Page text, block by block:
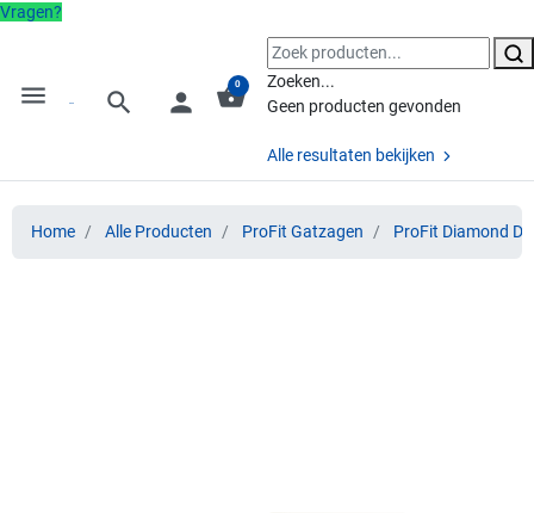
Vragen?
menu search person shopping_basket
0
Zoeken...
Geen producten gevonden
Alle resultaten bekijken
Home Alle Producten ProFit Gatzagen ProFit Diamond